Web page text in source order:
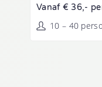
Vanaf € 36,-
10 – 40